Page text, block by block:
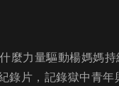
麼力量驅動楊媽媽
錄片，記錄獄中青年